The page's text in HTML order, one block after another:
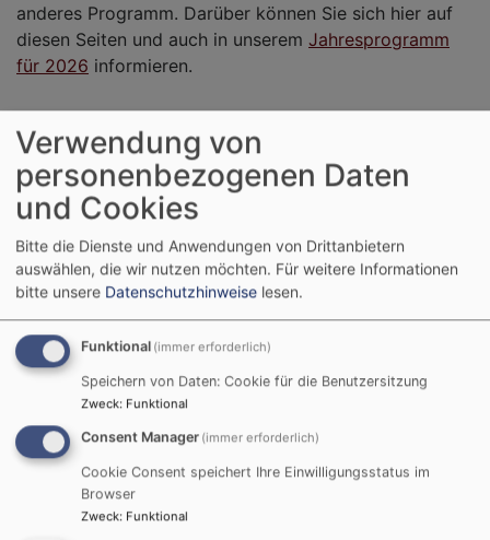
anderes Programm. Darüber können Sie sich hier auf
diesen Seiten und auch in unserem Jahresprogramm
für 2026 informieren.
Facebook Widget
Inhalte von Facebook anzeigen?
Ja (einmalig)
Verwendung von
personenbezogenen Daten
und Cookies
Bitte die Dienste und Anwendungen von Drittanbietern
auswählen, die wir nutzen möchten. Für weitere Informationen
bitte unsere Datenschutzhinweise lesen.
Funktional (immer erforderlich)
Speichern von Daten: Cookie für die Benutzersitzung
Zweck: Funktional
Consent Manager (immer erforderlich)
Cookie Consent speichert Ihre Einwilligungsstatus im
Browser
Zweck: Funktional